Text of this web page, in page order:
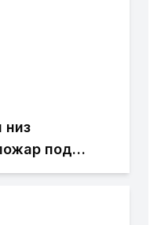
низ
под